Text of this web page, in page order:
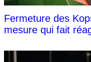
Fermeture des
mesure qui fait